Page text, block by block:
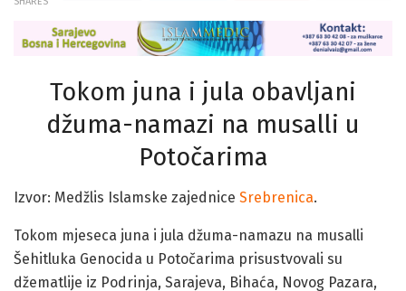
Tokom juna i jula obavljani
džuma-namazi na musalli u
Potočarima
Izvor: Medžlis Islamske zajednice Srebrenica.
Tokom mjeseca juna i jula džuma-namazu na musalli
Šehitluka Genocida u Potočarima prisustvovali su
džematlije iz Podrinja, Sarajeva, Bihaća, Novog Pazara,